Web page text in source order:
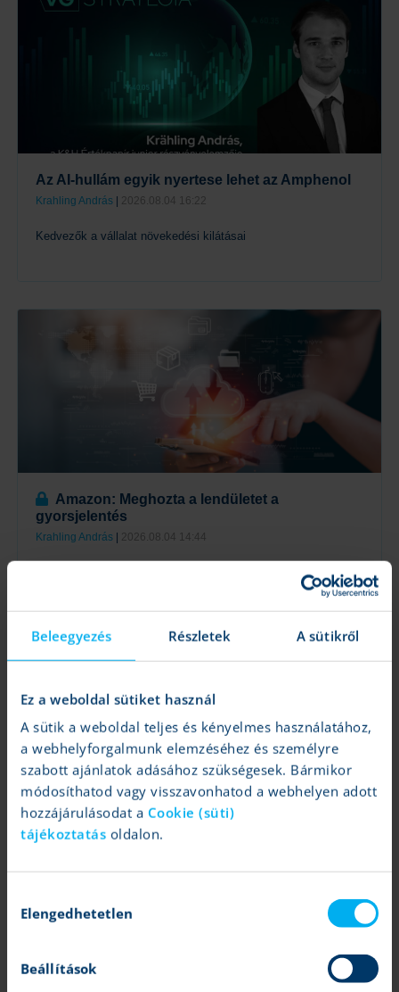
Beleegyezés Részletek A sütikről
Ez a weboldal sütiket használ
A sütik a weboldal teljes és kényelmes használatához,
a webhelyforgalmunk elemzéséhez és személyre
szabott ajánlatok adásához szükségesek. Bármikor
módosíthatod vagy visszavonhatod a webhelyen adott
hozzájárulásodat a Cookie (süti)
tájékoztatás oldalon.
kiválasztása
Elengedhetetlen
Beállítások
Az AI-hullám egyik nyertese lehet az Amphenol
Krahling András | 2026.08.04 16:22
Kedvezők a vállalat növekedési kilátásai
Amazon: Meghozta a lendületet a
gyorsjelentés
Krahling András 2026.08.04 14:44
Az erős eredmények ellensúlyozták a korábbi aggodalmakat
Tovább
9 fontos hír ma reggel